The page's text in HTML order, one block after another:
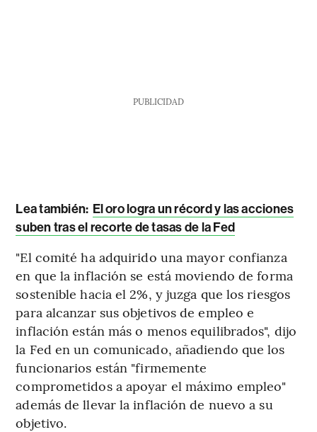
PUBLICIDAD
Lea también: El oro logra un récord y las acciones
suben tras el recorte de tasas de la Fed
"El comité ha adquirido una mayor confianza
en que la inflación se está moviendo de forma
sostenible hacia el 2%, y juzga que los riesgos
para alcanzar sus objetivos de empleo e
inflación están más o menos equilibrados", dijo
la Fed en un comunicado, añadiendo que los
funcionarios están "firmemente
comprometidos a apoyar el máximo empleo"
además de llevar la inflación de nuevo a su
objetivo.